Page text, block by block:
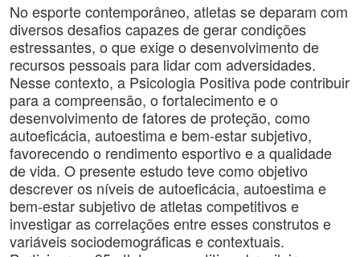
No esporte contemporâneo, atletas se deparam com
diversos desafios capazes de gerar condições
estressantes, o que exige o desenvolvimento de
recursos pessoais para lidar com adversidades.
Nesse contexto, a Psicologia Positiva pode contribuir
para a compreensão, o fortalecimento e o
desenvolvimento de fatores de proteção, como
autoeficácia, autoestima e bem-estar subjetivo,
favorecendo o rendimento esportivo e a qualidade
de vida. O presente estudo teve como objetivo
descrever os níveis de autoeficácia, autoestima e
bem-estar subjetivo de atletas competitivos e
investigar as correlações entre esses construtos e
variáveis sociodemográficas e contextuais.